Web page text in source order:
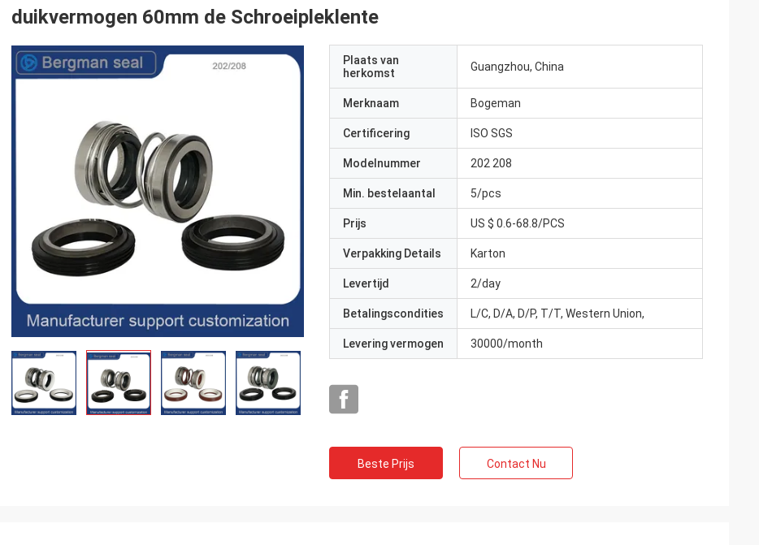
duikvermogen 60mm de Schroeipleklente
Plaats van
herkomst
Guangzhou, China
Merknaam Bogeman
Certificering ISO SGS
Modelnummer 202 208
Min. bestelaantal 5/pcs
Prijs US $ 0.6-68.8/PCS
Verpakking Details Karton
Levertijd 2/day
Betalingscondities L/C, D/A, D/P, T/T, Western Union,
Levering vermogen 30000/month
Beste Prijs Contact Nu